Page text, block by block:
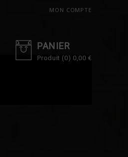
MON COMPTE
PANIER
Produit (0) 0,00 €